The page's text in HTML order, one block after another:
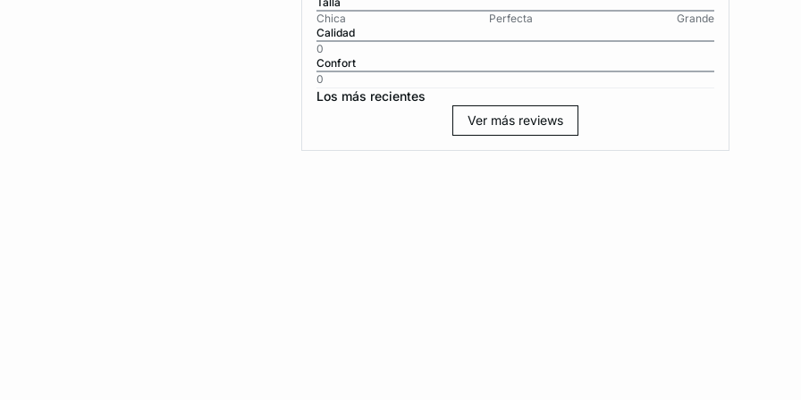
Chica
Perfecta
Grande
Calidad
0
Confort
0
Los más recientes
Ver más reviews